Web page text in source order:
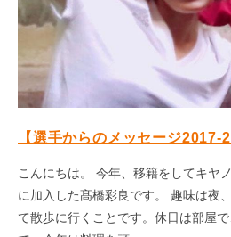
【選手からのメッセージ
こんにちは。 今年、移籍をしてキヤ
に加入した髙橋彩良です。 趣味は夜
て散歩に行くことです。休日は部屋